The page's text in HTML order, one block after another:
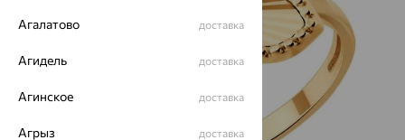
Агалатово доставка
Агидель доставка
Агинское доставка
Агрыз доставка